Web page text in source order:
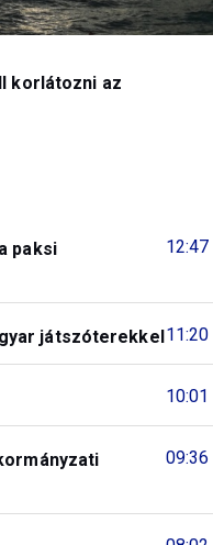
korlátozni az
12:47
paksi
11:20
játszóterekkel
10:01
09:36